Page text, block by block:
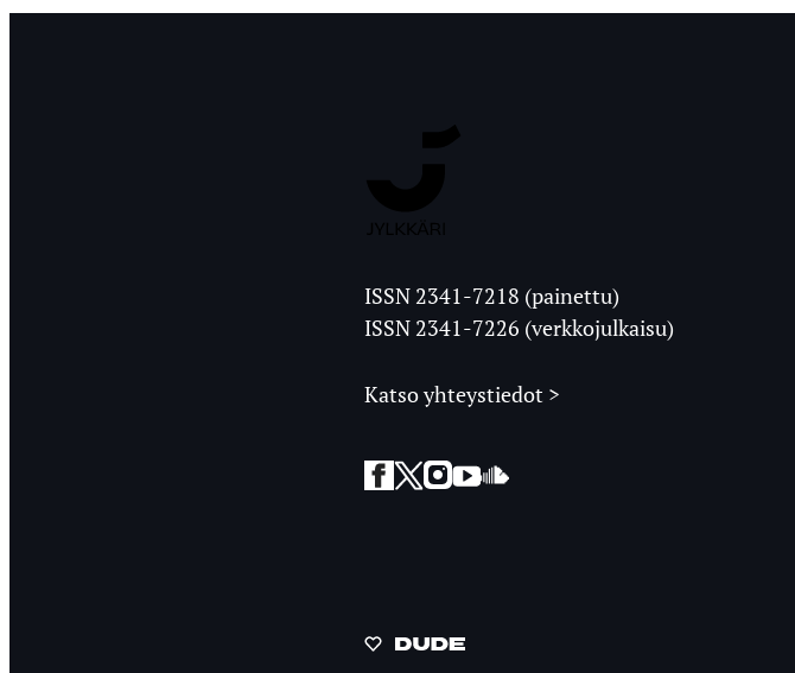
Ylioppilaslehti
ISSN 2341-7218 (painettu)
ISSN 2341-7226 (verkkojulkaisu)
Katso yhteystiedot >
Facebook
Twitter
Instagram
YouTubeSoundCloud